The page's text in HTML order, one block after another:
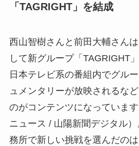
「TAGRIGHT」を結成
西山智樹さんと前田大輔さん
して新グループ「TAGRIGHT
日本テレビ系の番組内でグル
ュメンタリーが放映されるな
のがコンテンツになっていま
ニュース / 山陽新聞デジタル
務所で新しい挑戦を選んだの